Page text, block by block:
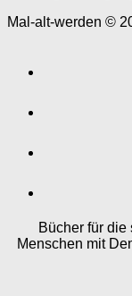
Mal-alt-werden ©
Bücher für
Menschen mit